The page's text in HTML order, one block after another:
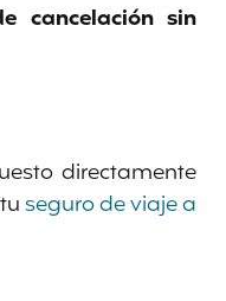
cancelación sin
directamente
seguro de viaje a